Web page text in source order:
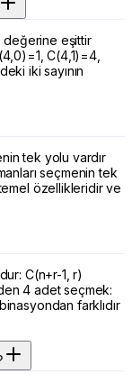
değerine eşittir
C(4,1)=4,
iki sayının
tek yolu vardır
seçmenin tek
özellikleridir ve
C(n+r-1, r)
4 adet seçmek:
farklıdır